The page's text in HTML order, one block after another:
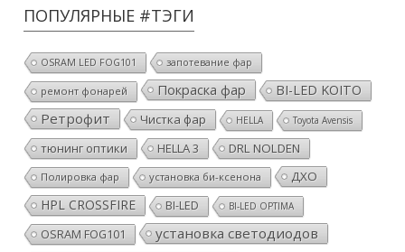
ПОПУЛЯРНЫЕ #ТЭГИ
OSRAM LED FOG101 запотевание фар
ремонт фонарей Покраска фар BI-LED KOITO
Ретрофит Чистка фар HELLA Toyota Avensis
тюнинг оптики HELLA 3 DRL NOLDEN
Полировка фар установка би-ксенона ДХО
HPL CROSSFIRE BI-LED BI-LED OPTIMA
OSRAM FOG101 установка светодиодов